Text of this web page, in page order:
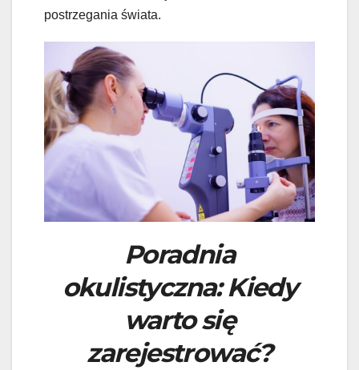
postrzegania świata.
Poradnia
okulistyczna: Kiedy
warto się
zarejestrować?